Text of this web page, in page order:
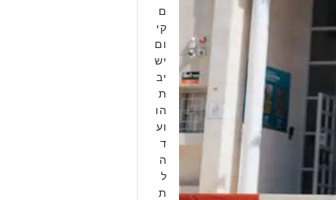
ם
קי
ום
יש
יב
ת
הו
וע
ד
ה
ל
ת